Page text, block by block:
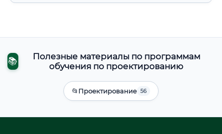
📚
Полезные материалы по программам
обучения по проектированию
📂Проектирование 56